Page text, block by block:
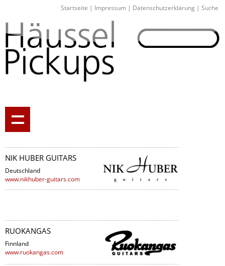
Startseite | Impressum | Datenschutzerklärung | Suche
NIK HUBER GUITARS
Deutschland
www.nikhuber-guitars.com
RUOKANGAS
Finnland
www.ruokangas.com